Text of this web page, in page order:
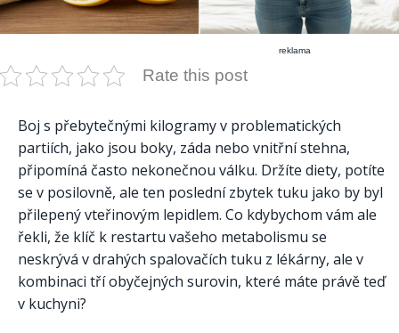
reklama
Rate this post
Boj s přebytečnými kilogramy v problematických
partiích, jako jsou boky, záda nebo vnitřní stehna,
připomíná často nekonečnou válku. Držíte diety, potíte
se v posilovně, ale ten poslední zbytek tuku jako by byl
přilepený vteřinovým lepidlem. Co kdybychom vám ale
řekli, že klíč k restartu vašeho metabolismu se
neskrývá v drahých spalovačích tuku z lékárny, ale v
kombinaci tří obyčejných surovin, které máte právě teď
v kuchyni?